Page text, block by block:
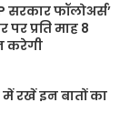
सरकार फॉलोअर्स’
प्रति माह 8
करेगी
रखें इन बातों का